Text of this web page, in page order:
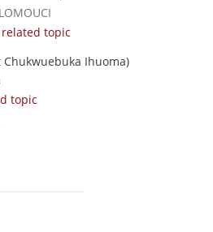
topic
Chukwuebuka Ihuoma)
topic